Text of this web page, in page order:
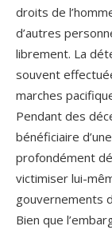
droits de
d’autres
librement. La
souvent
marches
Pendant des
bénéficiaire
profondément
victimiser lui-
gouvernements
Bien que